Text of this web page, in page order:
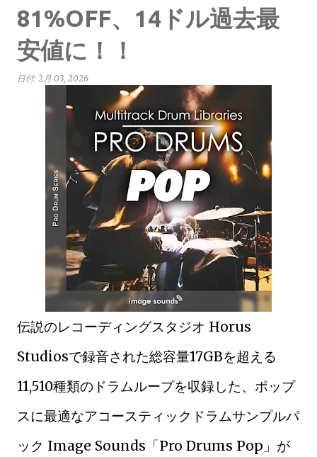
81%OFF、14ドル過去最
安値に！！
日付: 2月 03, 2026
伝説のレコーディングスタジオ Horus
Studiosで録音された総容量17GBを超える
11,510種類のドラムループを収録した、ポップ
スに最適なアコースティックドラムサンプルパ
ック Image Sounds「Pro Drums Pop」が